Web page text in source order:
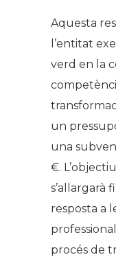
Aquesta
l’entitat
verd en la
un
una
€.
s’allargarà
resposta a
procés de